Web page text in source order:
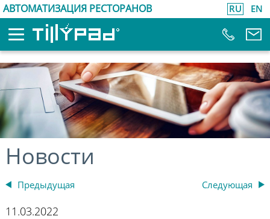
АВТОМАТИЗАЦИЯ РЕСТОРАНОВ EN
RU
Новости
Предыдущая Следующая
11.03.2022